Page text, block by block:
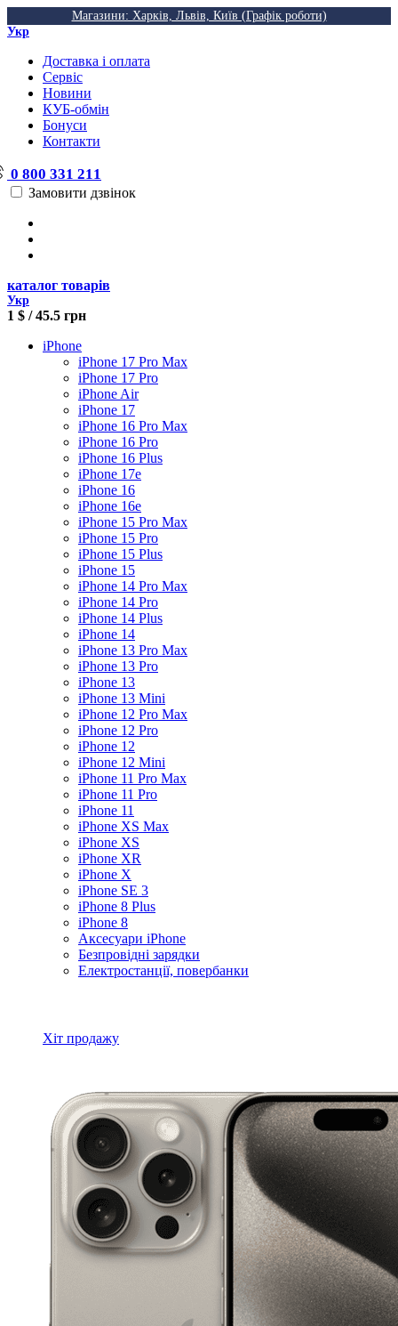
Магазини: Харків, Львів, Київ (Графік роботи)
Укр
Доставка і оплата
Сервіс
Новини
КУБ-обмін
Бонуси
Контакти
0 800 331 211
Замовити дзвінок
каталог товарів
Укр
1 $ / 45.5 грн
iPhone
iPhone 17 Pro Max
iPhone 17 Pro
iPhone Air
iPhone 17
iPhone 16 Pro Max
iPhone 16 Pro
iPhone 16 Plus
iPhone 17e
iPhone 16
iPhone 16e
iPhone 15 Pro Max
iPhone 15 Pro
iPhone 15 Plus
iPhone 15
iPhone 14 Pro Max
iPhone 14 Pro
iPhone 14 Plus
iPhone 14
iPhone 13 Pro Max
iPhone 13 Pro
iPhone 13
iPhone 13 Mini
iPhone 12 Pro Max
iPhone 12 Pro
iPhone 12
iPhone 12 Mini
iPhone 11 Pro Max
iPhone 11 Pro
iPhone 11
iPhone XS Max
iPhone XS
iPhone XR
iPhone X
iPhone SE 3
iPhone 8 Plus
iPhone 8
Аксесуари iPhone
Безпровідні зарядки
Електростанції, повербанки
Хіт продажу